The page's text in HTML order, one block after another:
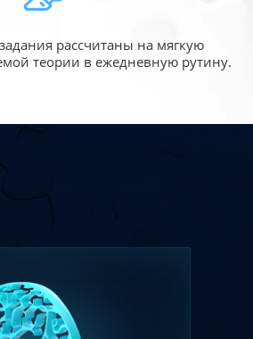
рассчитаны на мягкую
теории в ежедневную рутину.